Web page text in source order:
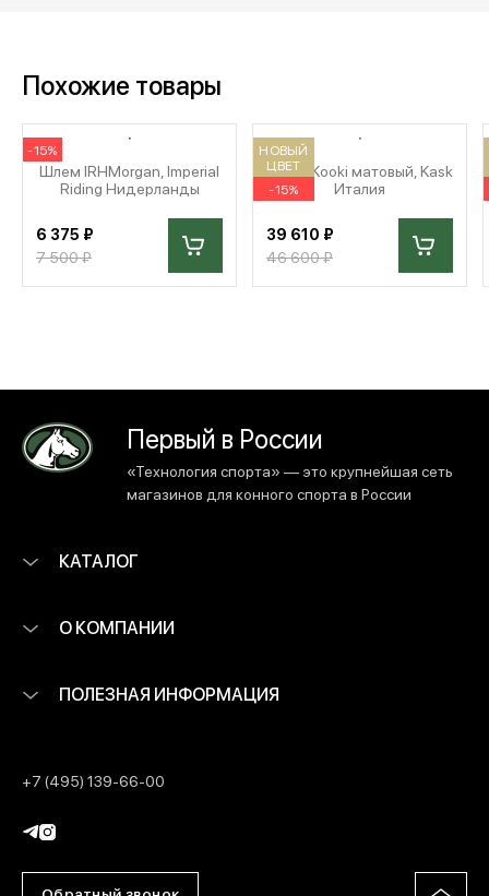
Похожие товары
-15%
Шлем IRHMorgan, Imperial
Riding Нидерланды
6 375 ₽
7 500 ₽
НОВЫЙ
ЦВЕТ
-15%
Шлем Kooki матовый, Kask
Италия
39 610 ₽
46 600 ₽
Первый в России
«Технология спорта» — это крупнейшая сеть
магазинов для конного спорта в России
КАТАЛОГ
О КОМПАНИИ
ПОЛЕЗНАЯ ИНФОРМАЦИЯ
+7 (495) 139-66-00